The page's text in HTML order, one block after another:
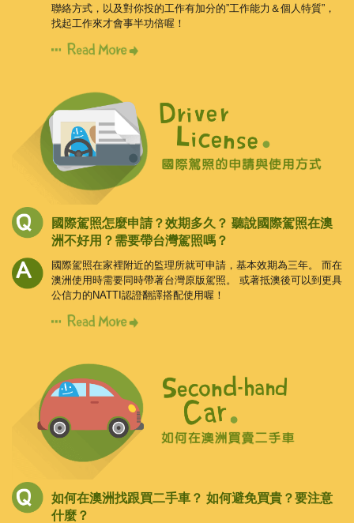
聯絡方式，以及對你投的工作有加分的”工作能力＆個人特質”，
找起工作來才會事半功倍喔！
國際駕照怎麼申請？效期多久？ 聽說國際駕照在澳
洲不好用？需要帶台灣駕照嗎？
國際駕照在家裡附近的監理所就可申請，基本效期為三年。
而在
澳洲使用時需要同時帶著台灣原版駕照。
或著抵澳後可以到更具
公信力的NATTI認證翻譯搭配使用喔！
如何在澳洲找跟買二手車？ 如何避免買貴？要注意
什麼？